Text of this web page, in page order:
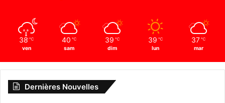
38 ℃
ven
40 ℃
sam
39 ℃
dim
39 ℃
lun
37 ℃
mar
Dernières Nouvelles